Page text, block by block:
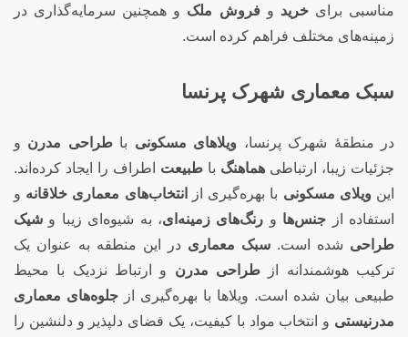
مناسبی برایخرید و فروش ملک و همچنین سرمایه‌گذاری در
زمینه‌های مختلف فراهم کرده است.
سبک معماری شهرک پرنسا
در منطقهٔ شهرک پرنسا، ویلاهای مسکونی باطراحی مدرن و
جزئیات زیبا، ارتباطی هماهنگ با طبیعت اطراف را ایجاد کرده‌اند.
این ویلای مسکونی با بهره‌گیری از انتخاب‌های معماری خلاقانه و
استفاده از جنس‌ها و رنگ‌های زمینه‌ای، به شیوه‌ای زیبا و شیک
طراحی شده است. سبک معماری در این منطقه به عنوان یک
ترکیب هوشمندانه از طراحی مدرن و ارتباط نزدیک با محیط
طبیعی بیان شده است. ویلاها با بهره‌گیری از جلوه‌های معماری
مدرنیستی و انتخاب مواد با کیفیت، یک فضای دلپذیر و دلنشین را